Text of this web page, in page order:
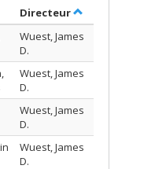
par auteur en ordre
Directeurpar contributeur
Wuest, James
D.
Wuest, James
D.
Wuest, James
D.
Wuest, James
D.